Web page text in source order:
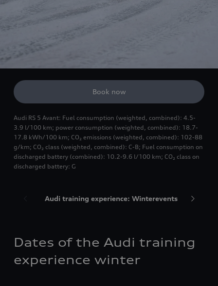
Book now
Audi RS 5 Avant: Fuel consumption (weighted, combined): 4.5-
3.9 l/100 km; power consumption (weighted, combined): 18.7-
17.8 kWh/100 km; CO₂ emissions (weighted, combined): 102-88
g/km; CO₂ class (weighted, combined): C-B; Fuel consumption on
discharged battery (combined): 10.2-9.6 l/100 km; CO₂ class on
discharged battery: G
Audi training experience: Winterevents Audi
Dates of the Audi training
experience winter